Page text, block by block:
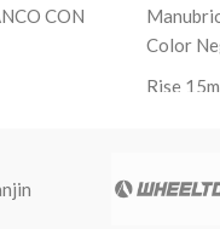
CON
Color
Rise
Peso 420